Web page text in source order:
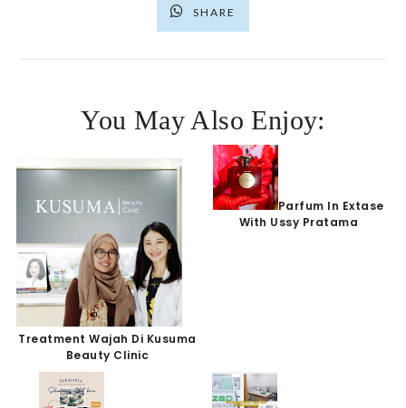
SHARE
You May Also Enjoy:
Treatment Wajah Di Kusuma
Beauty Clinic
Parfum In Extase
With Ussy Pratama